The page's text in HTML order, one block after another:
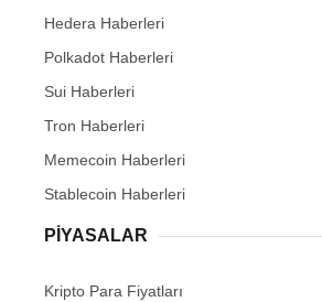
Hedera Haberleri
Polkadot Haberleri
Sui Haberleri
Tron Haberleri
Memecoin Haberleri
Stablecoin Haberleri
PIYASALAR
Kripto Para Fiyatları